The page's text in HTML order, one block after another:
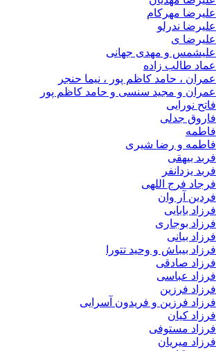
علیرضا مهرکام
علیرضا ندرلو
علیرضا ی
علیشمس و مهدی جهانی
عماد طالب زاده
عمران ، حامد کاظم پور ، نیما حنجر
عمران و مجید سنسی و حامد کاظم پور
فاتح نورایی
فاروق جدلی
فاطمه
فاطمه و رضا شیری
فربد بیهقی
فربد یزدانفر
فرجاد فرج اللهی
فردین آر وان
فرزاد بابایی
فرزاد بوجاری
فرزاد بیانی
فرزاد بیباش و وحید تتورا
فرزاد صادقی
فرزاد عباسی
فرزاد فرزین
فرزاد فرزین و فریدون آسرایی
فرزاد کیان
فرزاد مستوفی
فرزاد میریان